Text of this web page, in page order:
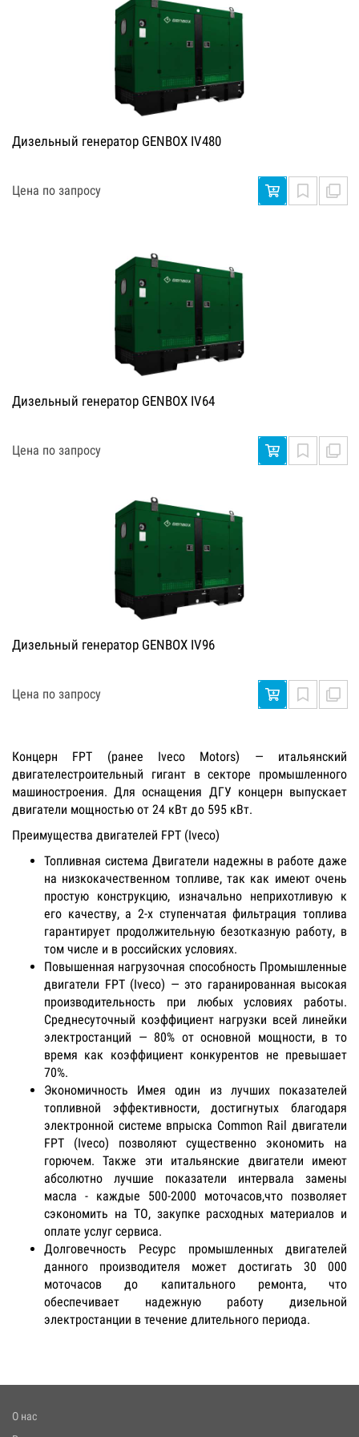
Дизельный генератор GENBOX IV480
Цена по запросу
Дизельный генератор GENBOX IV64
Цена по запросу
Дизельный генератор GENBOX IV96
Цена по запросу
Концерн FPT (ранее Iveco Motors) — итальянский
двигателестроительный гигант в секторе промышленного
машиностроения. Для оснащения ДГУ концерн выпускает
двигатели мощностью от 24 кВт до 595 кВт.
Преимущества двигателей FPT (Iveco)
Топливная система Двигатели надежны в работе даже
на низкокачественном топливе, так как имеют очень
простую конструкцию, изначально неприхотливую к
его качеству, а 2-х ступенчатая фильтрация топлива
гарантирует продолжительную безотказную работу, в
том числе и в российских условиях.
Повышенная нагрузочная способность Промышленные
двигатели FPT (Iveco) — это гаранированная высокая
производительность при любых условиях работы.
Среднесуточный коэффициент нагрузки всей линейки
электростанций — 80% от основной мощности, в то
время как коэффициент конкурентов не превышает
70%.
Экономичность Имея один из лучших показателей
топливной эффективности, достигнутых благодаря
электронной системе впрыска Сommon Rail двигатели
FPT (Iveco) позволяют существенно экономить на
горючем. Также эти итальянские двигатели имеют
абсолютно лучшие показатели интервала замены
масла - каждые 500-2000 моточасов,что позволяет
сэкономить на ТО, закупке расходных материалов и
оплате услуг сервиса.
Долговечность Ресурс промышленных двигателей
данного производителя может достигать 30 000
моточасов до капитального ремонта, что
обеспечивает надежную работу дизельной
электростанции в течение длительного периода.
О нас